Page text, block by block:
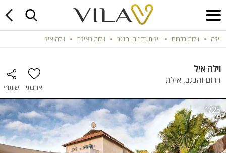
וילה וילות בדרום וילות בדרום והנגב וילות באילת וילה איל
וילה איל
דרום והנגב, אילת
אהבתי שיתוף
1/25